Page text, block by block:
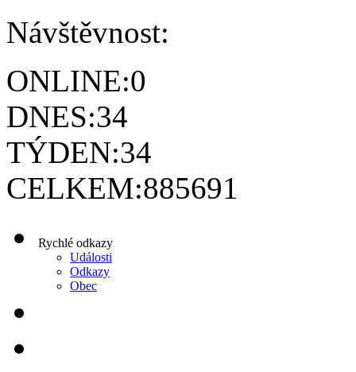
Návštěvnost:
ONLINE:0
DNES:34
TÝDEN:34
CELKEM:885691
Rychlé odkazy
Události
Odkazy
Obec